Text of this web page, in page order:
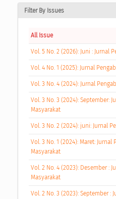
Filter By Issues
All Issue
Vol. 5 No. 2 (2026): Juni : Jurnal
Vol. 4 No. 1 (2025): Jurnal
Vol. 3 No. 4 (2024): Jurnal
Vol. 3 No. 3 (2024): September:
Masyarakat
Vol. 3 No. 2 (2024): juni: Jurnal
Vol. 3 No. 1 (2024): Maret: Jurnal
Masyarakat
Vol. 2 No. 4 (2023): Desember :
Masyarakat
Vol. 2 No. 3 (2023): September :